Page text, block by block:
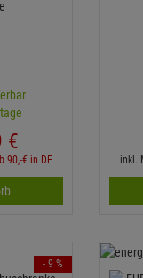
€
90,-€ in DE inkl.
- 9 %